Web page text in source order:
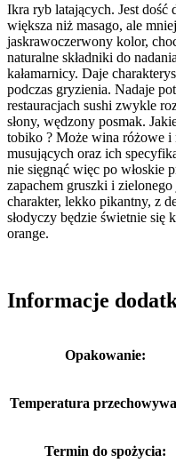
Ikra ryb latających. Jest dość
większa niż masago, ale
jaskrawoczerwony kolor,
naturalne składniki do
kałamarnicy. Daje
podczas gryzienia. Nadaje
restauracjach sushi zwykle
słony, wędzony posmak.
tobiko ? Może wina różowe i
musujących oraz ich
nie sięgnąć więc po włoskie
zapachem gruszki i
charakter, lekko pikantny, z
słodyczy będzie świetnie się
orange.
Informacje
Opakowanie:
Temperatura
Termin do spożycia: